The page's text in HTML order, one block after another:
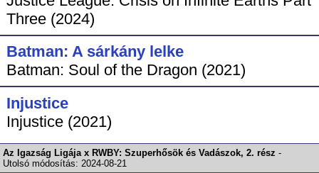
Three (2024)
Batman: A sárkány lelke
Batman: Soul of the Dragon (2021)
Injustice
Injustice (2021)
Az Igazság Ligája x RWBY: Szuperhősök és Vadászok, 2. rész -
Utolsó módosítás:2024-08-21